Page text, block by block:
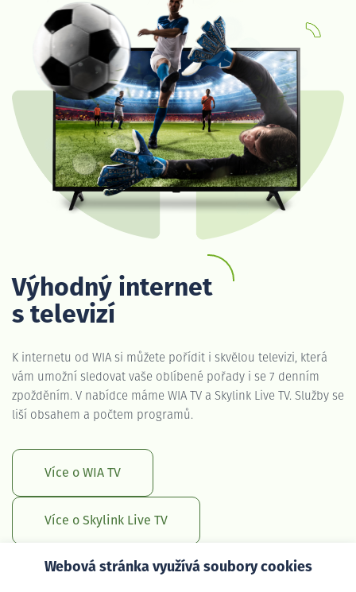
Webová stránka využívá soubory cookies
Výhodný internet
s televizí
K internetu od WIA si můžete pořídit i skvělou televizi, která
vám umožní sledovat vaše oblíbené pořady i se 7 denním
zpožděním. V nabídce máme WIA TV a Skylink Live TV. Služby se
liší obsahem a počtem programů.
Více o WIA TV
Více o Skylink Live TV